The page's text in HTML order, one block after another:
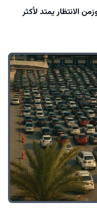
الانتظار يمتد لأكثر